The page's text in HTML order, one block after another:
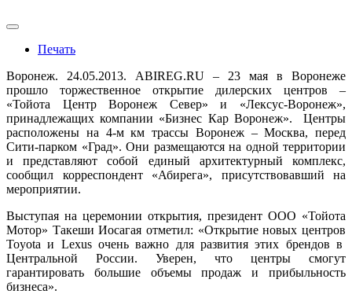
Печать
Воронеж. 24.05.2013. ABIREG.RU – 23 мая в Воронеже
прошло торжественное открытие дилерских центров –
«Тойота Центр Воронеж Север» и «Лексус-Воронеж»,
принадлежащих компании «Бизнес Кар Воронеж». Центры
расположены на 4-м км трассы Воронеж – Москва, перед
Сити-парком «Град». Они размещаются на одной территории
и представляют собой единый архитектурный комплекс,
сообщил корреспондент «Абирега», присутствовавший на
мероприятии.
Выступая на церемонии открытия, президент ООО «Тойота
Мотор» Такеши Иосагая отметил: «Открытие новых центров
Toyota и Lexus очень важно для развития этих брендов в
Центральной России. Уверен, что центры смогут
гарантировать большие объемы продаж и прибыльность
бизнеса».